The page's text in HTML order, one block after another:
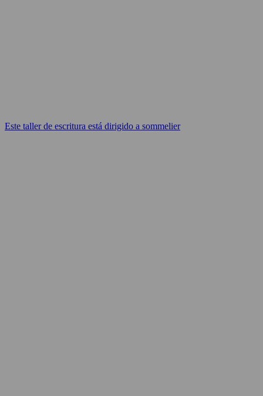
Este taller de escritura está dirigido a sommelier